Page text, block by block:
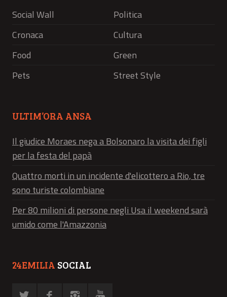
Social Wall
Politica
Cronaca
Cultura
Food
Green
Pets
Street Style
ULTIM’ORA ANSA
Il giudice Moraes nega a Bolsonaro la visita dei figli
per la festa del papà
Quattro morti in un incidente d'elicottero a Rio, tre
sono turiste colombiane
Per 80 milioni di persone negli Usa il weekend sarà
umido come l'Amazzonia
24EMILIA SOCIAL